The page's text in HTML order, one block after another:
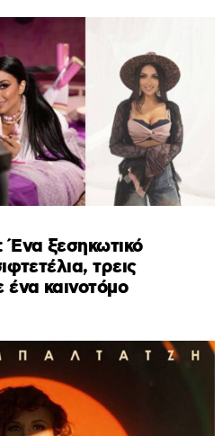
Ένα ξεσηκωτικό
τρεις
ένα καινοτόμο